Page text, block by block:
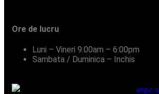
Ore de lucru
Luni – Vineri 9:00am – 6:00pm
Sambata / Duminica – Inchis